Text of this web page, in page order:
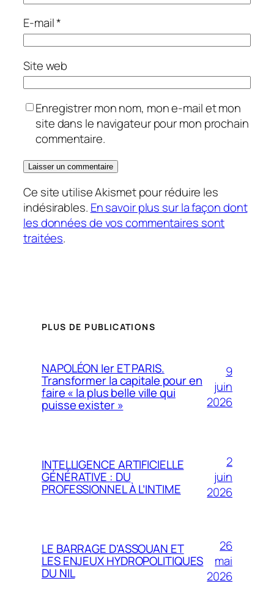
E-mail*
Site web
Enregistrer mon nom, mon e-mail et mon
site dans le navigateur pour mon prochain
commentaire.
Ce site utilise Akismet pour réduire les
indésirables. En savoir plus sur la façon dont
les données de vos commentaires sont
traitées.
PLUS DE PUBLICATIONS
NAPOLÉON Ier ET PARIS.
Transformer la capitale pour en
faire « la plus belle ville qui
puisse exister »
9
juin
2026
INTELLIGENCE ARTIFICIELLE
GÉNÉRATIVE : DU
PROFESSIONNEL À L’INTIME
2
juin
2026
LE BARRAGE D’ASSOUAN ET
LES ENJEUX HYDROPOLITIQUES
DU NIL
26
mai
2026